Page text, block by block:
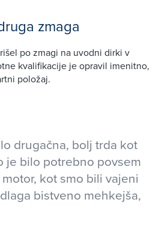
zmaga
po zmagi na uvodni dirki v
kvalifikacije je opravil imenitno,
položaj.
drugačna, bolj trda kot
je bilo potrebno povsem
kot smo bili vajeni
bistveno mehkejša,